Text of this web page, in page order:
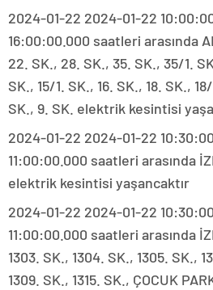
2024-01-22 2024-01-22
16:00:00.000 saatleri arasında
22. SK., 28. SK., 35. SK., 35/1.
SK., 15/1. SK., 16. SK., 18. SK.,
SK., 9. SK. elektrik kesintisi
2024-01-22 2024-01-22
11:00:00.000 saatleri arasında
elektrik kesintisi yaşancaktır
2024-01-22 2024-01-22
11:00:00.000 saatleri arasında
1303. SK., 1304. SK., 1305. SK.,
1309. SK., 1315. SK., ÇOCUK